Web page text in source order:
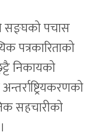
सङ्घको पचास
पत्रकारिताको
निकायको
सहचारीको